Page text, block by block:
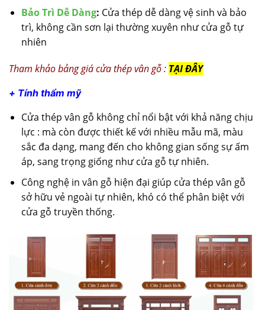
Bảo Trì Dễ Dàng: Cửa thép dễ dàng vệ sinh và bảo
trì, không cần sơn lại thường xuyên như cửa gỗ tự
nhiên
Tham khảo bảng giá cửa thép vân gỗ : TẠI ĐÂY
+ Tính thẩm mỹ
Cửa thép vân gỗ không chỉ nổi bật với khả năng chịu
lực : mà còn được thiết kế với nhiều mẫu mã, màu
sắc đa dạng, mang đến cho không gian sống sự ấm
áp, sang trọng giống như cửa gỗ tự nhiên.
Công nghệ in vân gỗ hiện đại giúp cửa thép vân gỗ
sở hữu vẻ ngoài tự nhiên, khó có thể phân biệt với
cửa gỗ truyền thống.